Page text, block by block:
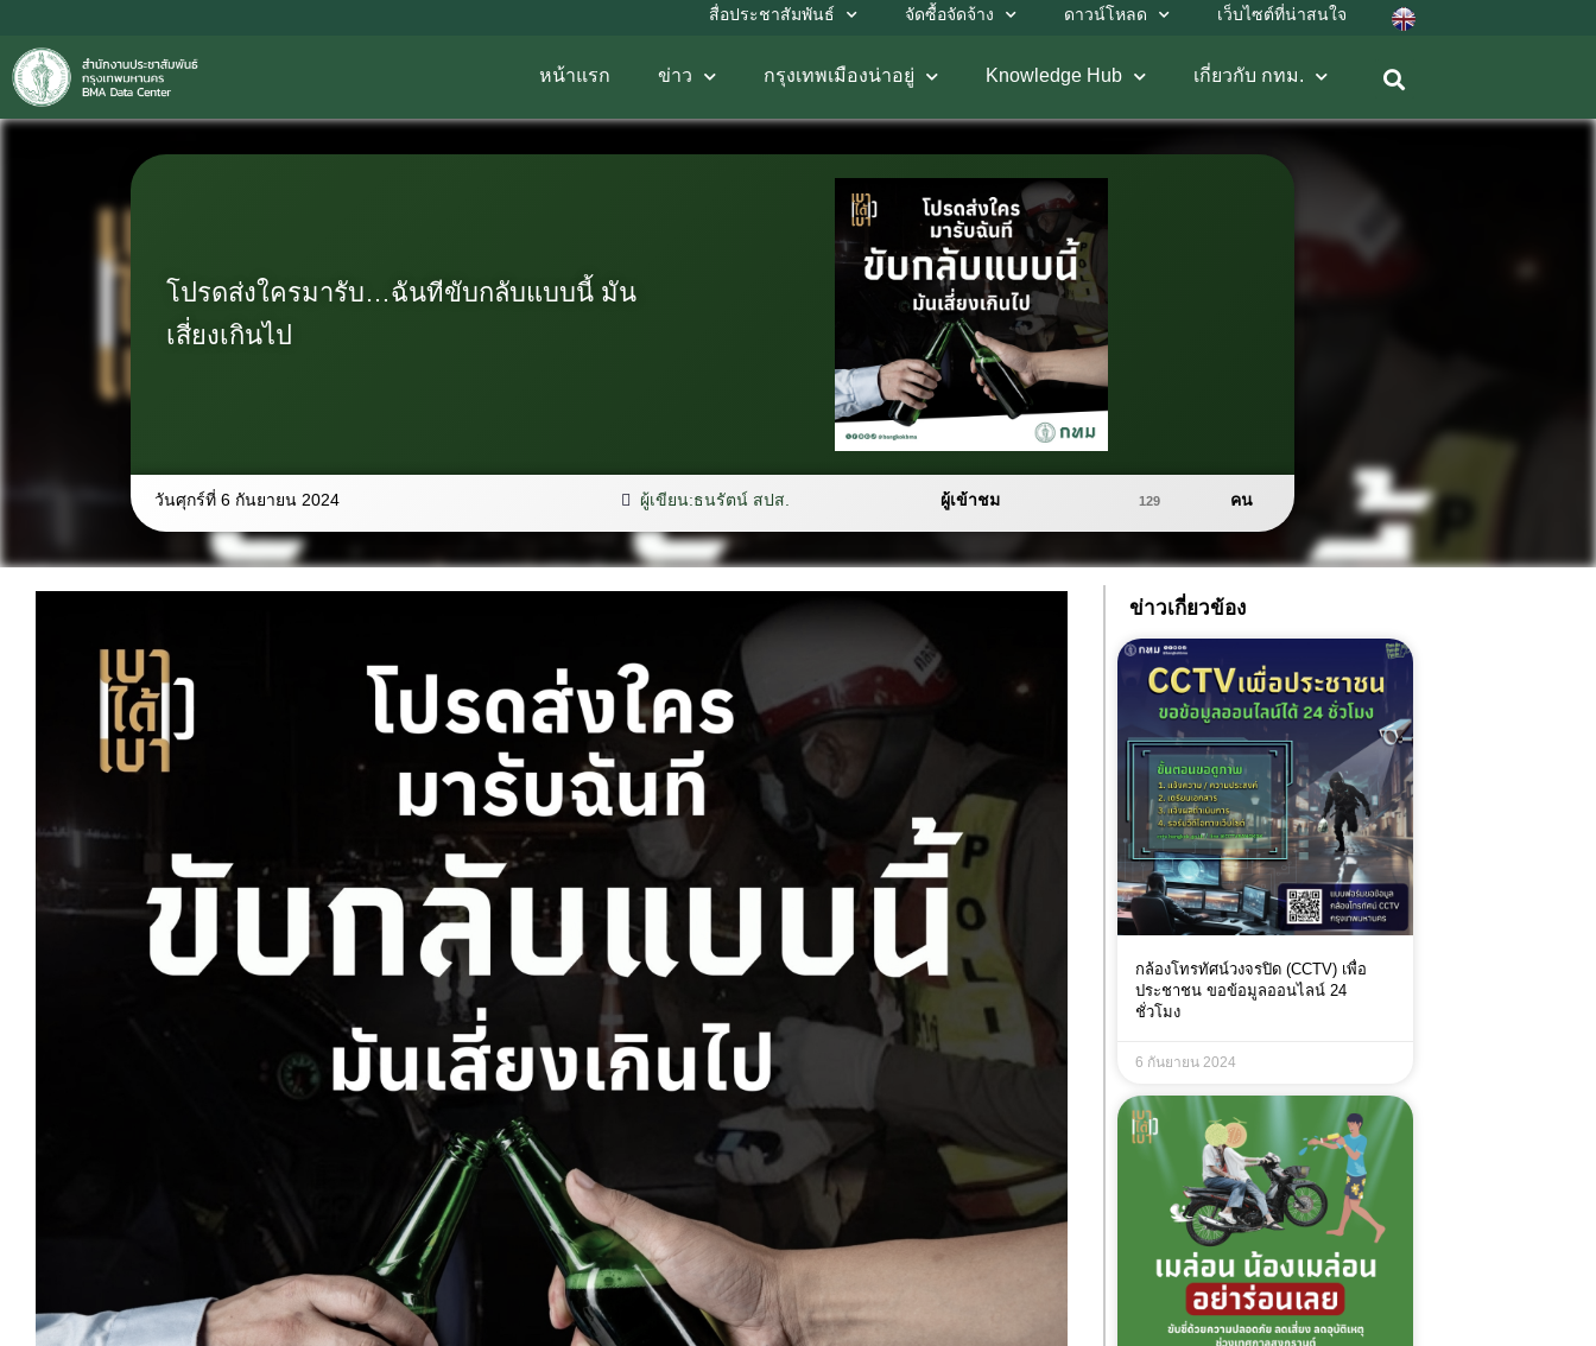
สื่อประชาสัมพันธ์ จัดซื้อจัดจ้าง ดาวน์โหลด เว็บไซต์ที่น่าสนใจ
หน้าแรก ข่าว กรุงเทพเมืองน่าอยู่ Knowledge Hub เกี่ยวกับ กทม.
โปรดส่งใครมารับ…ฉันทีขับกลับแบบนี้ มัน
เสี่ยงเกินไป
วันศุกร์ที่ 6 กันยายน 2024 ผู้เขียน:ธนรัตน์ สปส. ผู้เข้าชม 129 คน
ข่าวเกี่ยวข้อง
กล้องโทรทัศน์วงจรปิด (CCTV) เพื่อ
ประชาชน ขอข้อมูลออนไลน์ 24
ชั่วโมง
6 กันยายน 2024